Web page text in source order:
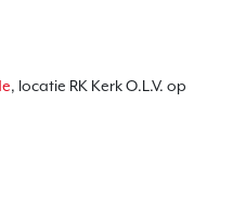
, locatie RK Kerk O.L.V. op